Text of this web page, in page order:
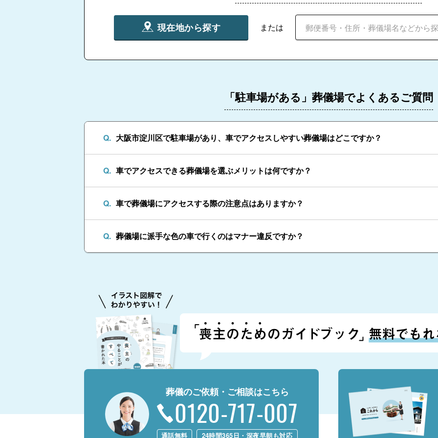
現在地から探す または
「駐車場がある」葬儀場でよくあるご質問
大阪市淀川区で駐車場があり、車でアクセスしやすい葬儀場はどこですか？
車でアクセスできる葬儀場を選ぶメリットは何ですか？
車で葬儀場にアクセスする際の注意点はありますか？
葬儀場に派手な色の車で行くのはマナー違反ですか？
葬儀のご依頼・ご相談はこちら
0120-717-007
通話無料 24時間365日・深夜早朝も対応